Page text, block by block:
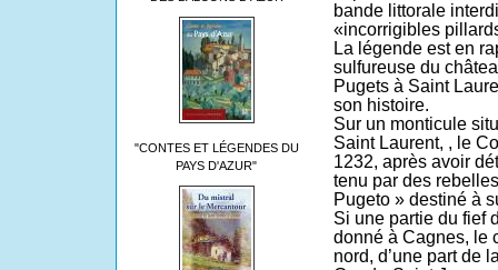
"CONTES ET LÉGENDES DU
PAYS D'AZUR"
bande littorale
«incorrigibles
La légende est en
sulfureuse du
Pugets à Saint
son histoire.
Sur un monticule
Saint Laurent, , le
1232, après avoir
tenu par des
Pugeto » destiné à
Si une partie du fief
donné à Cagnes, le
nord, d’une part de